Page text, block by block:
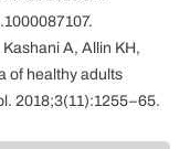
A, Allin KH,
of healthy adults
2018;3(11):1255–65.